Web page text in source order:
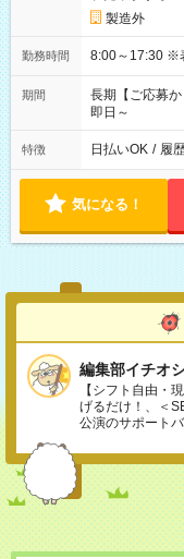
製造外
勤務時間
期間
長期【ご応募
即日～
特徴 日払いOK / 履
気になる！
編集部イチオ
【シフト自由・
げるだけ！、＜
公演のサポート